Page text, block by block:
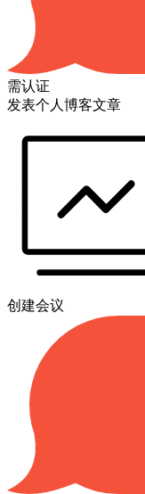
需认证
发表个人博客文章
创建会议